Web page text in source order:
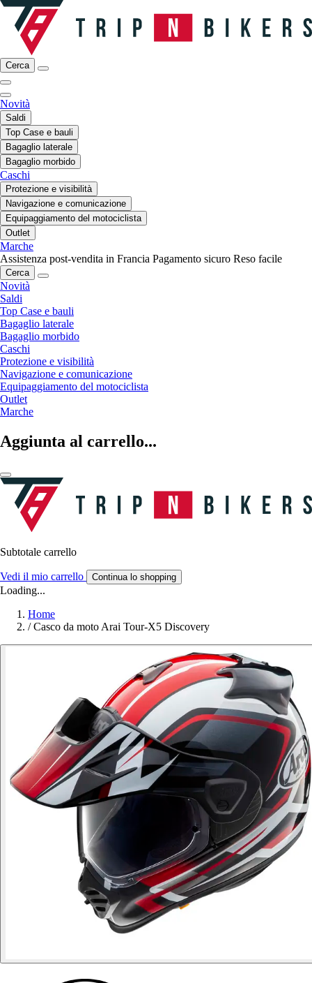
Cerca
Novità
Saldi
Top Case e bauli
Bagaglio laterale
Bagaglio morbido
Caschi
Protezione e visibilità
Navigazione e comunicazione
Equipaggiamento del motociclista
Outlet
Marche
Assistenza post-vendita in Francia Pagamento sicuro Reso facile
Cerca
Novità
Saldi
Top Case e bauli
Bagaglio laterale
Bagaglio morbido
Caschi
Protezione e visibilità
Navigazione e comunicazione
Equipaggiamento del motociclista
Outlet
Marche
Aggiunta al carrello...
Subtotale carrello
Vedi il mio carrello Continua lo shopping
Loading...
Home
/ Casco da moto Arai Tour-X5 Discovery